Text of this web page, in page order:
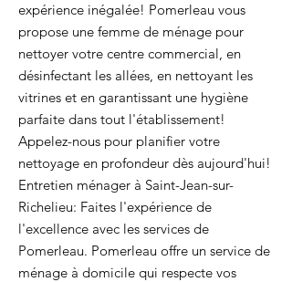
expérience inégalée! Pomerleau vous
propose une femme de ménage pour
nettoyer votre centre commercial, en
désinfectant les allées, en nettoyant les
vitrines et en garantissant une hygiène
parfaite dans tout l'établissement!
Appelez-nous pour planifier votre
nettoyage en profondeur dès aujourd'hui!
Entretien ménager à Saint-Jean-sur-
Richelieu: Faites l'expérience de
l'excellence avec les services de
Pomerleau. Pomerleau offre un service de
ménage à domicile qui respecte vos